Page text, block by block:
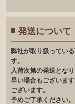
発送について
弊社が取り扱ってい
す。
入荷次第の発送とな
早い場合もございま
ございます。
予めご了承ください。